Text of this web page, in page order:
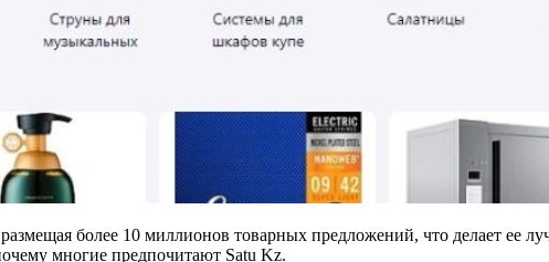
более 10 миллионов товарных предложений, что делает ее
многие предпочитают Satu Kz.